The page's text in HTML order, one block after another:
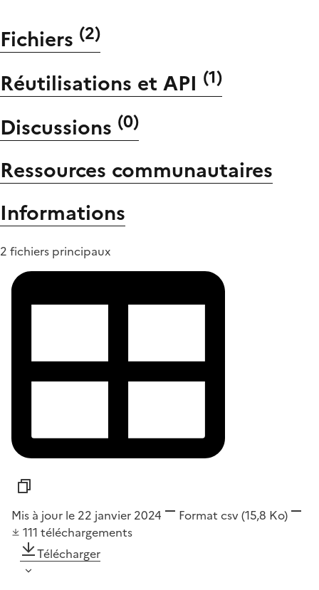
Fichiers (2)
Réutilisations et API (1)
Discussions (0)
Ressources communautaires
Informations
2 fichiers principaux
Mis à jour le 22 janvier 2024 Format csv(15,8 Ko)
111 téléchargements
Télécharger